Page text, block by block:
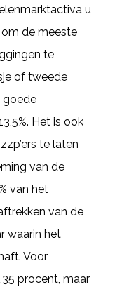
u
de meeste
te
of tweede
goede
Het is ook
te laten
van de
van het
van de
waarin het
Voor
procent, maar